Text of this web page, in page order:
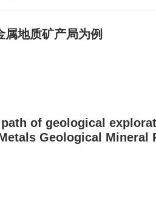
地质矿产局为例
of geological
Geological Mineral